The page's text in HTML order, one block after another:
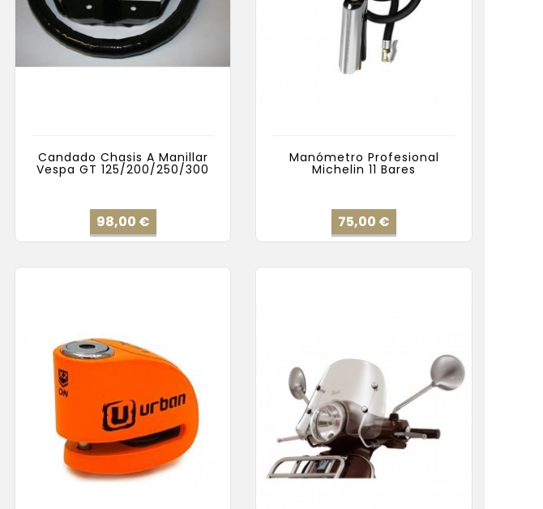
Candado Chasis A Manillar
Vespa GT 125/200/250/300
98,00 €
Manómetro Profesional
Michelin 11 Bares
75,00 €